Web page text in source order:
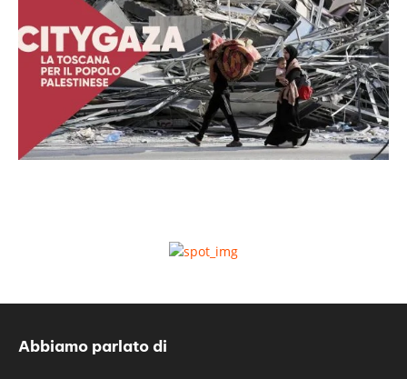
Abbiamo parlato di